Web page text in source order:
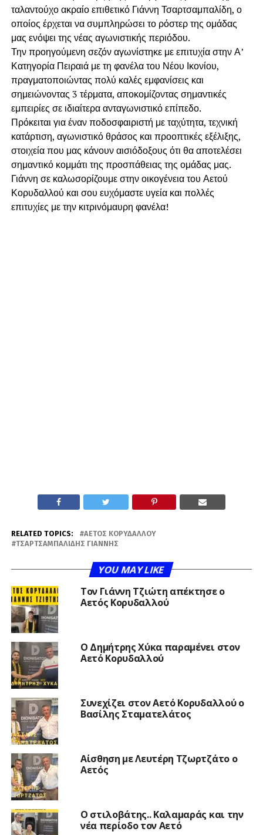
ταλαντούχο ακραίο επιθετικό Γιάννη Τσαρτσαμπαλίδη, ο
οποίος έρχεται να συμπληρώσει το ρόστερ της ομάδας
μας ενόψει της νέας αγωνιστικής περιόδου.
Την προηγούμενη σεζόν αγωνίστηκε με επιτυχία στην Α’
Κατηγορία Πειραιά με τη φανέλα του Νέου Ικονίου,
πραγματοποιώντας πολύ καλές εμφανίσεις και
σημειώνοντας 3 τέρματα, αποκομίζοντας σημαντικές
εμπειρίες σε ιδιαίτερα ανταγωνιστικό επίπεδο.
Πρόκειται για έναν ποδοσφαιριστή με ταχύτητα, τεχνική
κατάρτιση, αγωνιστικό θράσος και προοπτικές εξέλιξης,
στοιχεία που μας κάνουν αισιόδοξους ότι θα αποτελέσει
σημαντικό κομμάτι της προσπάθειας της ομάδας μας.
Γιάννη σε καλωσορίζουμε στην οικογένεια του Αετού
Κορυδαλλού και σου ευχόμαστε υγεία και πολλές
επιτυχίες με την κιτρινόμαυρη φανέλα!
RELATED TOPICS:
ΑΕΤΌΣ ΚΟΡΥΔΑΛΛΟΎ
ΤΣΑΡΤΣΑΜΠΑΛΊΔΗΣ ΓΙΆΝΝΗΣ
YOU MAY LIKE
Τον Γιάννη Τζιώτη απέκτησε ο
Αετός Κορυδαλλού
O Δημήτρης Χύκα παραμένει στον
Αετό Κορυδαλλού
Συνεχίζει στον Αετό Κορυδαλλού ο
Βασίλης Σταματελάτος
Αίσθηση με Λευτέρη Τζωρτζάτο ο
Αετός
Ο στιλοβάτης.. Καλαμαράς και την
νέα περίοδο τον Αετό